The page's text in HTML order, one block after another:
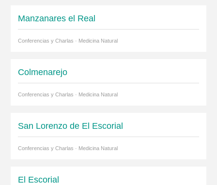
Manzanares el Real
Conferencias y Charlas · Medicina Natural
Colmenarejo
Conferencias y Charlas · Medicina Natural
San Lorenzo de El Escorial
Conferencias y Charlas · Medicina Natural
El Escorial